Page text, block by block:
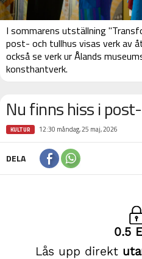
I sommarens utställning
post- och tullhus visas verk av
också se verk ur Ålands
konsthantverk.
Nu finns hiss i
KULTUR 12:30 måndag, 25 maj, 2026
DELA